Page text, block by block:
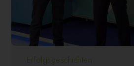
Erfolgsgeschichten